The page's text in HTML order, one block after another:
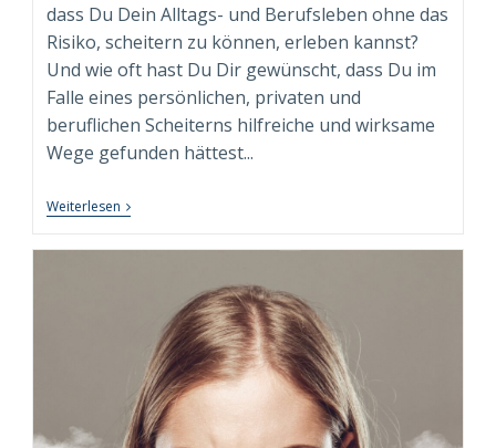
dass Du Dein Alltags- und Berufsleben ohne das
Risiko, scheitern zu können, erleben kannst?
Und wie oft hast Du Dir gewünscht, dass Du im
Falle eines persönlichen, privaten und
beruflichen Scheiterns hilfreiche und wirksame
Wege gefunden hättest...
Weiterlesen 8
Wege
Scheitern
Misserfolgen
Leben
Und
Beruf